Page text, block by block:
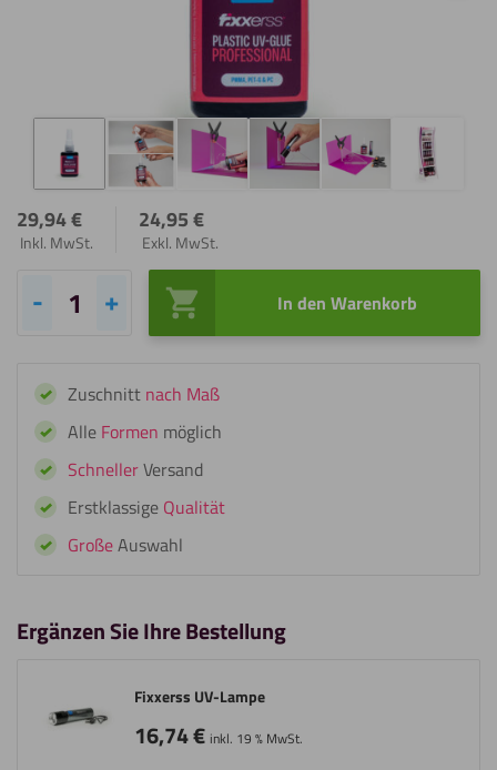
29,94€
Inkl. MwSt.
24,95€
Exkl. MwSt.
Fixxerss
Glue
Menge
In den Warenkorb
Zuschnitt nach Maß
Alle Formen möglich
SchnellerVersand
Erstklassige Qualität
GroßeAuswahl
Ergänzen Sie Ihre Bestellung
Fixxerss UV-Lampe
16,74€ inkl. 19 % MwSt.